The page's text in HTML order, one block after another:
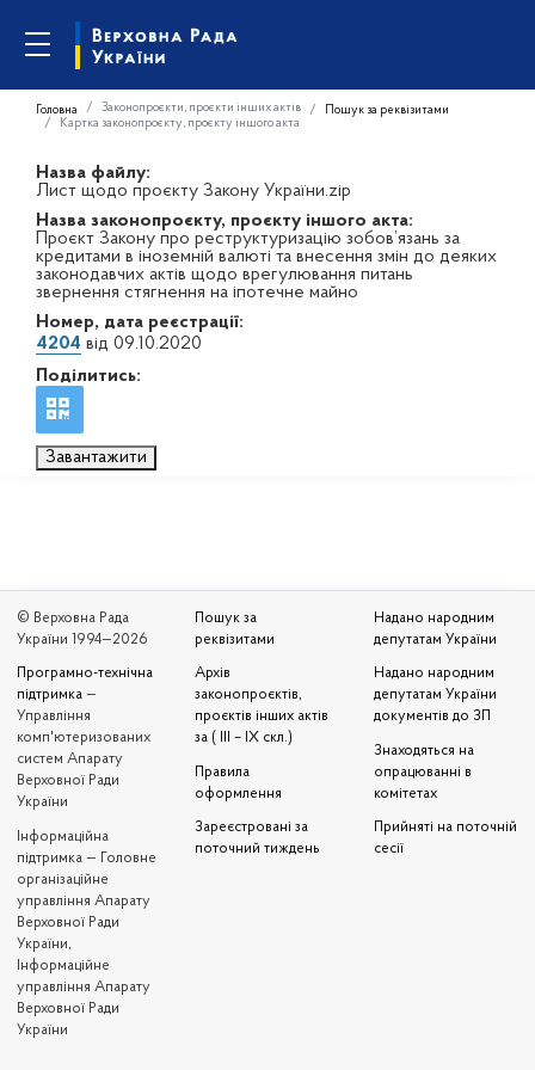
Головна Законопроєкти, проєкти інших актів
Пошук за реквізитами
Картка законопроєкту, проєкту іншого акта
Назва файлу:
Лист щодо проєкту Закону України.zip
Назва законопроєкту, проєкту іншого акта:
Проєкт Закону про реструктуризацію зобов’язань за
кредитами в іноземній валюті та внесення змін до деяких
законодавчих актів щодо врегулювання питань
звернення стягнення на іпотечне майно
Номер, дата реєстрації:
4204 від 09.10.2020
Поділитись:
Завантажити
© Верховна Рада
України 1994—2026
Програмно-технічна
підтримка —
Управління
комп'ютеризованих
систем Апарату
Верховної Ради
України
Iнформаційна
підтримка — Головне
організаційне
управління Апарату
Верховної Ради
України,
Інформаційне
управління Апарату
Верховної Ради
України
Пошук за
реквізитами
Архів
законопроєктів,
проєктів інших актів
за ( III – IX скл.)
Правила
оформлення
Зареєстровані за
поточний тиждень
Надано народним
депутатам України
Надано народним
депутатам України
документів до ЗП
Знаходяться на
опрацюванні в
комітетах
Прийняті на поточній
сесії